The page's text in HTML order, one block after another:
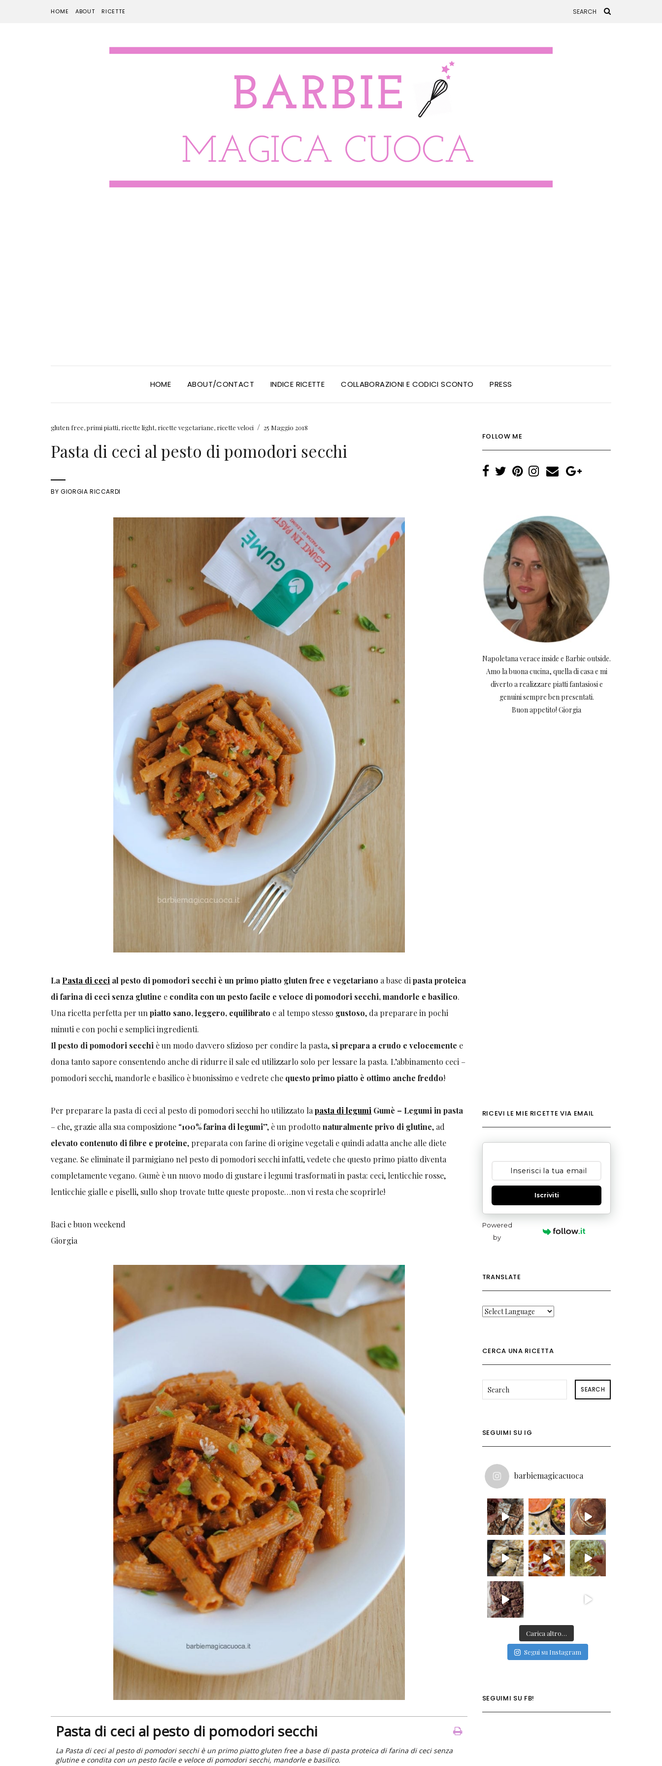
HOME ABOUT RICETTE
HOME ABOUT/CONTACT INDICE RICETTE COLLABORAZIONI E CODICI SCONTO PRESS
gluten free,primi piatti, ricette light, ricette vegetariane, ricette veloci / 25 Maggio 2018
Pasta di ceci al pesto di pomodori secchi
BYGIORGIA RICCARDI
La Pasta di ceci al pesto di pomodori secchi è un primo piatto gluten free e vegetariano a base dipasta proteica
di farina di ceci senza glutine e condita con un pesto facile e veloce di pomodori secchi, mandorle e basilico.
Una ricetta perfetta per unpiatto sano, leggero, equilibrato e al tempo stesso gustoso, da preparare in pochi
minuti e con pochi e semplici ingredienti.
Il pesto di pomodori secchi è un modo davvero sfizioso per condire la pasta, si prepara a crudo e velocemente e
dona tanto sapore consentendo anche di ridurre il sale ed utilizzarlo solo per lessare la pasta. L’abbinamento ceci –
pomodori secchi, mandorle e basilico è buonissimo e vedrete che questo primo piatto è ottimo anche freddo!
Per preparare la pasta di ceci al pesto di pomodori secchi ho utilizzato lapasta di legumi Gumè – Legumi in pasta
– che, grazie alla sua composizione “100% farina di legumi”, è un prodottonaturalmente privo di glutine, ad
elevato contenuto di fibre e proteine, preparata con farine di origine vegetali e quindi adatta anche alle diete
vegane. Se eliminate il parmigiano nel pesto di pomodori secchi infatti, vedete che questo primo piatto diventa
completamente vegano. Gumè è un nuovo modo di gustare i legumi trasformati in pasta: ceci, lenticchie rosse,
lenticchie gialle e piselli, sullo shop trovate tutte queste proposte…non vi resta che scoprirle!
Baci e buon weekend
Giorgia
Pasta di ceci al pesto di pomodori secchi
La Pasta di ceci al pesto di pomodori secchi è un primo piatto gluten free a base di pasta proteica di farina di ceci senza
glutine e condita con un pesto facile e veloce di pomodori secchi, mandorle e basilico.
FOLLOW ME
Napoletana verace inside e Barbie outside.
Amo la buona cucina, quella di casa e mi
diverto a realizzare piatti fantasiosi e
genuini sempre ben presentati.
Buon appetito! Giorgia
RICEVI LE MIE RICETTE VIA EMAIL
Iscriviti
Powered
by
TRANSLATE
CERCA UNA RICETTA
SEARCH
SEGUIMI SU IG
barbiemagicacuoca
Carica altro…
Segui su Instagram
SEGUIMI SU FB!